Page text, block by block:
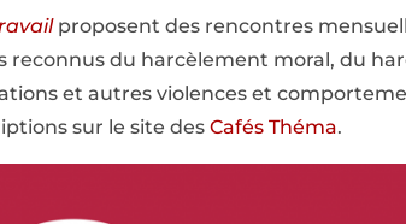
proposent des rencontres
reconnus du harcèlement moral, du
et autres violences et
sur le site des Cafés Théma.